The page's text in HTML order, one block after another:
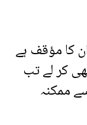
کا مؤقف ہے
کر لے تب
ممکنہ